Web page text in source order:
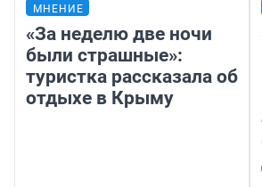
МНЕНИЕ
«За неделю две ночи
были страшные»:
туристка рассказала об
отдыхе в Крыму